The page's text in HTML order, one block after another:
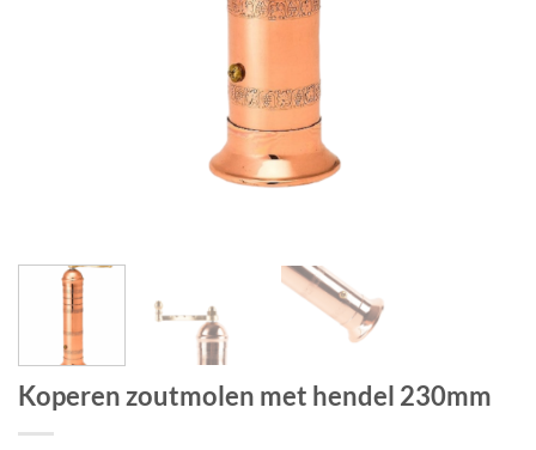
Koperen zoutmolen met hendel 230mm